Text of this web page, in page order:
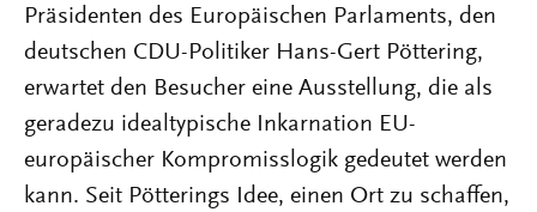
Präsidenten des Europäischen Parlaments, den
deutschen CDU-Politiker Hans-Gert Pöttering,
erwartet den Besucher eine Ausstellung, die als
geradezu idealtypische Inkarnation EU-
europäischer Kompromisslogik gedeutet werden
kann. Seit Pötterings Idee, einen Ort zu schaffen,